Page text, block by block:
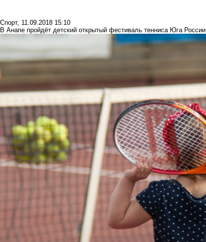
Спорт, 11.09.2018 15:10
В Анапе пройдёт детский открытый фестиваль тенниса Юга России